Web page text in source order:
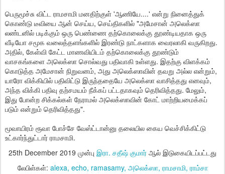
பெருமூச்சு விட்ட ராமசாமி மனதிற்குள் 'ஆணியே....' என்று நினைத்துக்
கொண்டு டீவியை ஆன் செய்ய, செய்திகளில் "அமேசான் அலெக்ஸா
லண்டனில் படிக்கும் ஒரு பெண்ணை தற்கொலைக்கு தூண்டியதாக ஒரு
வீடியோ சமூக வலைத்தளங்களில் இரண்டு நாட்களாக வைரலாகி வருகிறது.
அதில், கேள்வி கேட்ட மாணவியிடம் தற்கொலைக்கு தூண்டும்
வாசகங்களை அலெக்ஸா சொல்வது பதிவாகி உள்ளது. இதற்கு விளக்கம்
கொடுத்த அமேசான் நிறுவனம், அது அலெக்ஸாவின் தவறு அல்ல என்றும்,
யாரோ விக்கியில் பதிவிட்டு இருந்ததையே அலெக்ஸா வாசித்தது எனவும்,
அந்த விக்கி பதிவு தற்சமயம் நீக்கப் பட்டதாகவும் தெரிவித்தது. மேலும்,
இது போன்ற சிக்கல்கள் நேராமல் அலெக்ஸாவின் கோட் மாற்றியமைக்கப்
படும் என்றும் தெரிவித்தது".
மூவாயிரம் ரூவா போச்சே வேஸ்ட்டான்னு தலையில கைய வெச்சிக்கிட்டு
உட்கார்ந்துட்டார் ராமசாமி.
25th December 2019 முன்பு இரா. சதீஷ் குமார் ஆல் இடுகையிடப்பட்டது
லேபிள்கள்: alexa echo ramasamy அலெக்ஸா ராமசாமி ராம்சா